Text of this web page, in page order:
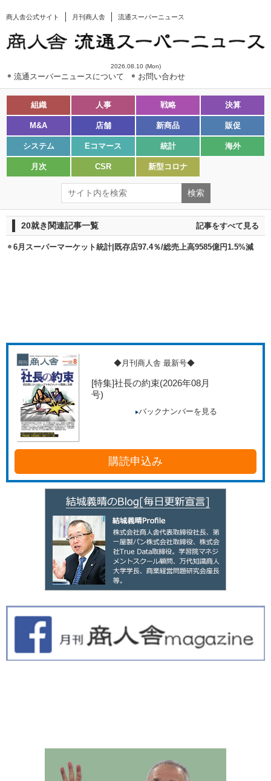
商人舎公式サイト 月刊商人舎 流通スーパーニュース
2026.08.10 (Mon)
流通スーパーニュースについて お問い合わせ
組織 人事 戦略 決算
M&A 店舗 新商品 販促
システム Eコマース 統計 海外
月次 CSR 新型コロナ
20就き関連記事一覧 記事をすべて見る
6月スーパーマーケット統計|既存店97.4％/総売上高9585億円1.5%減
◆月刊商人舎 最新号◆
[特集]社長の約束(2026年08月
号)
バックナンバーを見る
購読申込み